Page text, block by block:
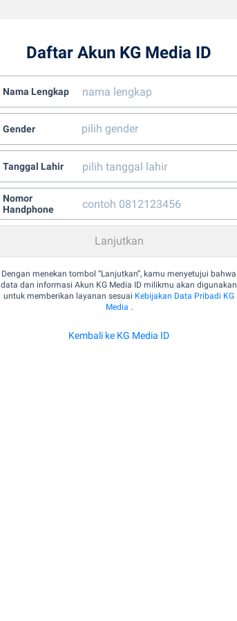
Daftar Akun KG Media ID
Nama Lengkap
Gender
Tanggal Lahir
Nomor
Handphone
Dengan menekan tombol “Lanjutkan”, kamu menyetujui bahwa
data dan informasi Akun KG Media ID milikmu akan digunakan
untuk memberikan layanan sesuai Kebijakan Data Pribadi KG
Media .
Kembali ke KG Media ID